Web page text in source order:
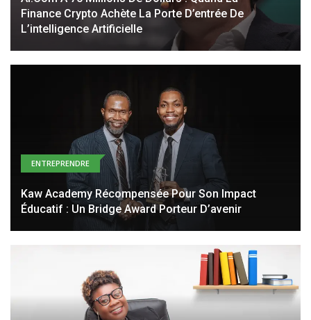
Finance Crypto Achète La Porte D’entrée De
L’intelligence Artificielle
ENTREPRENDRE
Kaw Academy Récompensée Pour Son Impact
Éducatif : Un Bridge Award Porteur D’avenir